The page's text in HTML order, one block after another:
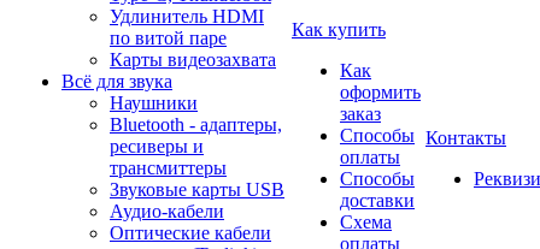
Удлинитель HDMI
по витой паре
Карты видеозахвата
Всё для звука
Наушники
Bluetooth - адаптеры,
ресиверы и
трансмиттеры
Звуковые карты USB
Аудио-кабели
Оптические кабели
Как купить
Как
оформить
заказ
Способы
оплаты
Способы
доставки
Схема
оплаты
Контакты